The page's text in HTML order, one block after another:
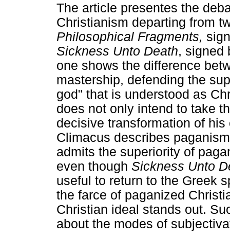
The article presentes the
Christianism departing from
Philosophical Fragments,
Sickness Unto Death, signed
one shows the difference
mastership, defending the
god" that is understood as
does not only intend to take
decisive transformation of
Climacus describes
admits the superiority of
even though Sickness Unto
useful to return to the Greek
the farce of paganized
Christian ideal stands out.
about the modes of